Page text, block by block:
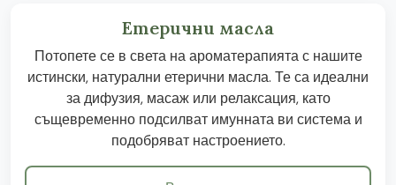
Етерични масла
Потопете се в света на ароматерапията с нашите
истински, натурални етерични масла. Те са идеални
за дифузия, масаж или релаксация, като
същевременно подсилват имунната ви система и
подобряват настроението.